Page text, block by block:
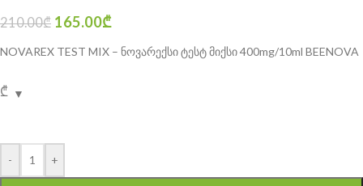
210.00₾ 165.00₾
NOVAREX TEST MIX – ნოვარექსი ტესტ მიქსი 400mg/10ml BEENOVA
₾
- +